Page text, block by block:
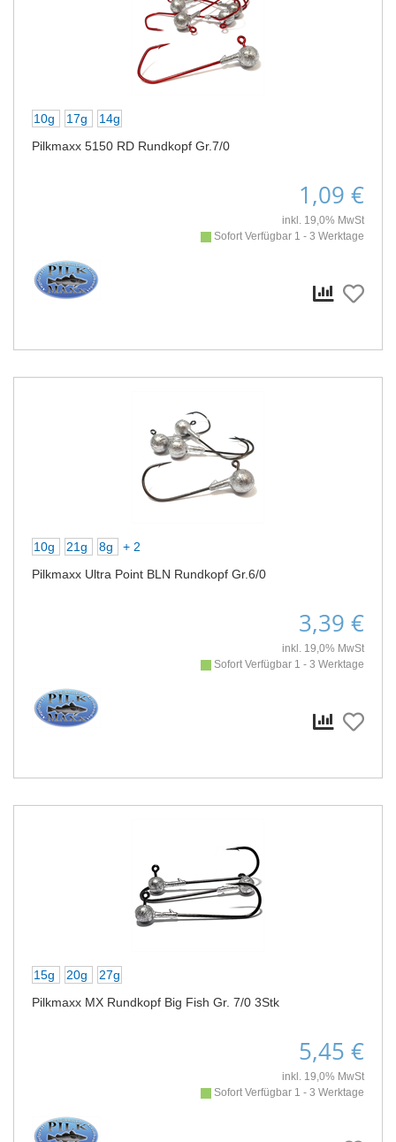
10g 17g
14g
Pilkmaxx 5150 RD Rundkopf Gr.7/0
1,09 €
inkl. 19,0% MwSt
Sofort Verfügbar 1 - 3 Werktage
10g 21g 8g
+ 2
Pilkmaxx Ultra Point BLN Rundkopf Gr.6/0
3,39 €
inkl. 19,0% MwSt
Sofort Verfügbar 1 - 3 Werktage
15g 20g
27g
Pilkmaxx MX Rundkopf Big Fish Gr. 7/0 3Stk
5,45 €
inkl. 19,0% MwSt
Sofort Verfügbar 1 - 3 Werktage